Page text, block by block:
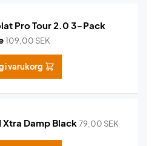
Pro Tour 2.0 3-Pack
109,00 SEK
i varukorg
Xtra Damp Black79,00 SEK